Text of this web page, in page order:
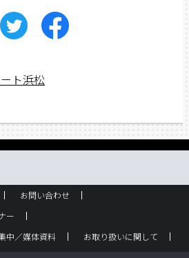
ト浜松
お問い合わせ
ー
中／媒体資料
お取り扱いに関して